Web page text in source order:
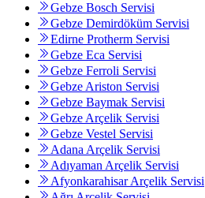
Gebze Bosch Servisi
Gebze Demirdöküm Servisi
Edirne Protherm Servisi
Gebze Eca Servisi
Gebze Ferroli Servisi
Gebze Ariston Servisi
Gebze Baymak Servisi
Gebze Arçelik Servisi
Gebze Vestel Servisi
Adana Arçelik Servisi
Adıyaman Arçelik Servisi
Afyonkarahisar Arçelik Servisi